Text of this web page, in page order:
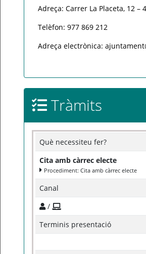
Adreça: Carrer La Placeta, 12 –
Telèfon: 977 869 212
Adreça electrònica:
Tràmits
Què necessiteu fer?
Cita amb càrrec electe
Procediment: Cita amb càrrec electe
Canal
/
Terminis presentació